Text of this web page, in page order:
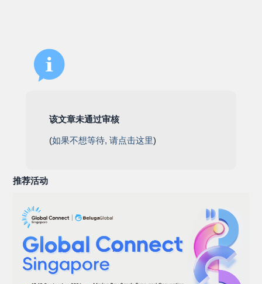
该文章未通过审核
(如果不想等待, 请点击这里)
推荐活动